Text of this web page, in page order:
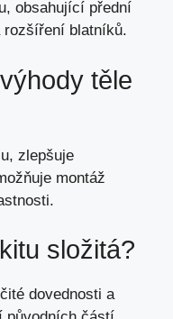
obsahující přední
blatníků.
těle
zlepšuje
montáž
složitá?
dovednosti a